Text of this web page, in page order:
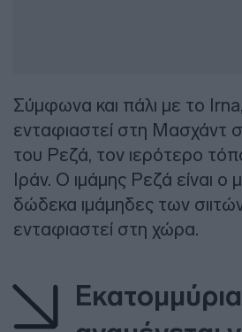
Σύμφωνα και πάλι με το
ενταφιαστεί στη Μασχάντ
του Ρεζά, τον ιερότερο
Ιράν. Ο ιμάμης Ρεζά είναι
δώδεκα ιμάμηδες των
ενταφιαστεί στη χώρα.